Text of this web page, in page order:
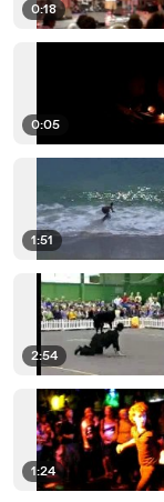
0:18
0:05
1:51
2:54
1:24